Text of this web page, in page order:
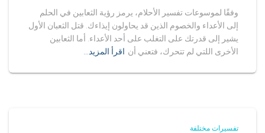
وفقًا لموسوعات تفسير الأحلام، يرمز رؤية الثعابين في الحلم
إلى الأعداء والخصوم الذين قد يحاولون إيذاءك. قتل الثعبان الأول
يشير إلى قدرتك على التغلب على أحد الأعداء. أما الثعابين
الأخرى اللتي لم تتحرك، فتعني أن اقرأ المزيد…
تفسيرات مختلفة